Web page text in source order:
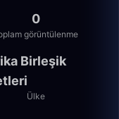
0
görüntülenme
Birleşik
Ülke